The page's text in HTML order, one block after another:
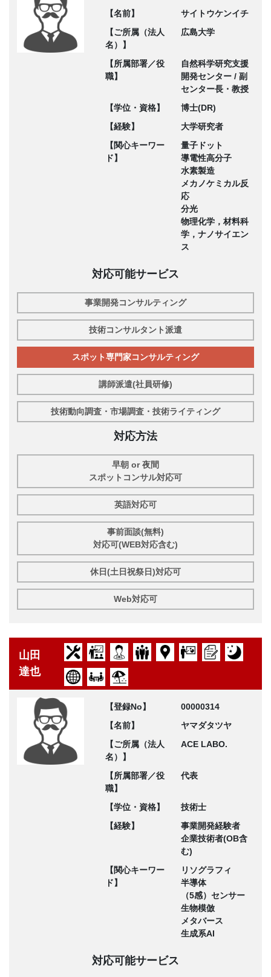
【名前】
サイトウケンイチ
【ご所属（法人
名）】
広島大学
【所属部署／役
職】
自然科学研究支援
開発センター / 副
センター長・教授
【学位・資格】
博士(DR)
【経験】
大学研究者
【関心キーワー
ド】
量子ドット
導電性高分子
水素製造
メカノケミカル反
応
分光
物理化学，材料科
学，ナノサイエン
ス
対応可能サービス
事業開発コンサルティング
技術コンサルタント派遣
スポット専門家コンサルティング
講師派遣(社員研修)
技術動向調査・市場調査・技術ライティング
対応方法
早朝 or 夜間
スポットコンサル対応可
英語対応可
事前面談(無料)
対応可(WEB対応含む)
休日(土日祝祭日)対応可
Web対応可
山田
達也
【登録No】
00000314
【名前】
ヤマダタツヤ
【ご所属（法人
名）】
ACE LABO.
【所属部署／役
職】
代表
【学位・資格】
技術士
【経験】
事業開発経験者
企業技術者(OB含
む)
【関心キーワー
ド】
リソグラフィ
半導体
（5感）センサー
生物模倣
メタバース
生成系AI
対応可能サービス